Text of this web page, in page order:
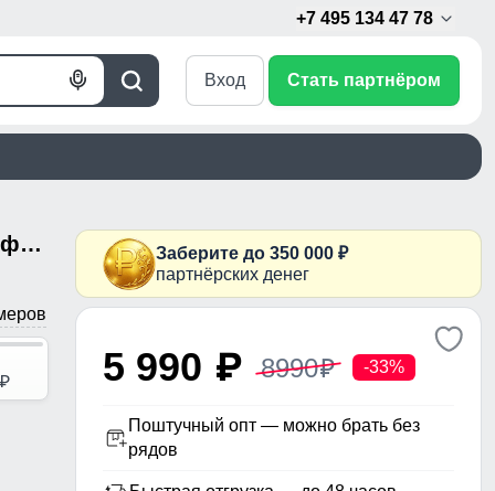
+7 495 134 47 78
Поиск
Голосовой
Вход Стать партнёром
Женский костюм спортивный софтшелл с флисом и мембраной малинового цвета 09614M
p
Заберите до 350 000 ₽
партнёрских денег
5 990 p 8990p -33%
Поштучный опт — можно брать без
рядов